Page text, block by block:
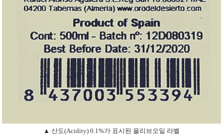
▲ 산도(Acidity) 0.1%가 표시된 올리브오일 라벨